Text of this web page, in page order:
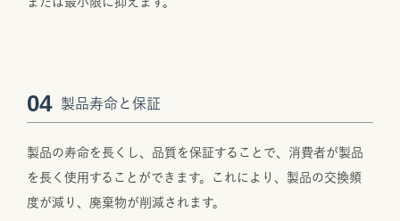
04 製品寿命と保証
製品の寿命を長くし、品質を保証することで、消費者が製品
を長く使用することができます。これにより、製品の交換頻
度が減り、廃棄物が削減されます。